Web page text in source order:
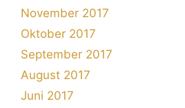
November 2017
Oktober 2017
September 2017
August 2017
Juni 2017